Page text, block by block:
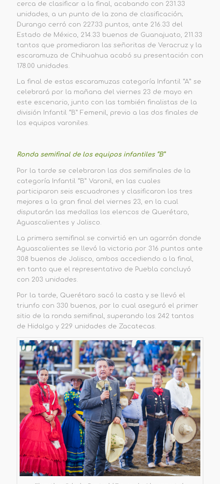
cerca de clasificar a la final, acabando con 231.33
unidades, a un punto de la zona de clasificación;
Durango cerró con 227.33 puntos, ante 216.33 del
Estado de México, 214.33 buenos de Guanajuato, 211.33
tantos que promediaron las señoritas de Veracruz y la
escaramuza de Chihuahua acabó su presentación con
178.00 unidades.
La final de estas escaramuzas categoría Infantil “A” se
celebrará por la mañana del viernes 23 de mayo en
este escenario, junto con las también finalistas de la
división Infantil “B” Femenil, previo a las dos finales de
los equipos varoniles.
Ronda semifinal de los equipos infantiles “B”
Por la tarde se celebraron las dos semifinales de la
categoría Infantil “B” Varonil, en las cuales
participaron seis escuadrones y clasificaron los tres
mejores a la gran final del viernes 23, en la cual
disputarán las medallas los elencos de Querétaro,
Aguascalientes y Jalisco.
La primera semifinal se convirtió en un agarrón donde
Aguascalientes se llevó la victoria por 316 puntos ante
308 buenos de Jalisco, ambos accediendo a la final,
en tanto que el representativo de Puebla concluyó
con 203 unidades.
Por la tarde, Querétaro sacó la casta y se llevó el
triunfo con 330 buenos, por lo cual aseguró el primer
sitio de la ronda semifinal, superando los 242 tantos
de Hidalgo y 229 unidades de Zacatecas.